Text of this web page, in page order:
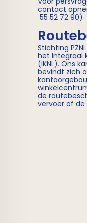
contact
55 52 72 90)
Stichting
het Integraal
(IKNL). Ons
bevindt zich
de
vervoer of de